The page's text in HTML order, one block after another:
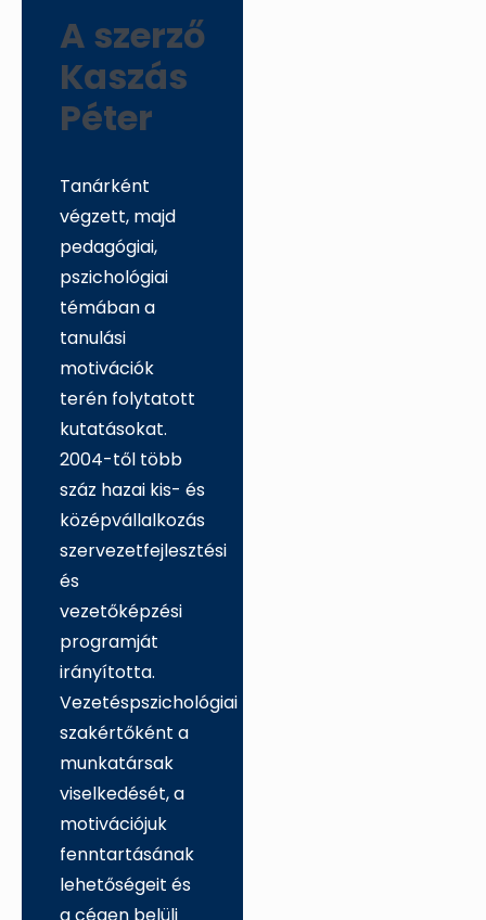
A szerző
Kaszás
Péter
Tanárként
végzett, majd
pedagógiai,
pszichológiai
témában a
tanulási
motivációk
terén folytatott
kutatásokat.
2004-től több
száz hazai kis- és
középvállalkozás
szervezetfejlesztési
és
vezetőképzési
programját
irányította.
Vezetéspszichológiai
szakértőként a
munkatársak
viselkedését, a
motivációjuk
fenntartásának
lehetőségeit és